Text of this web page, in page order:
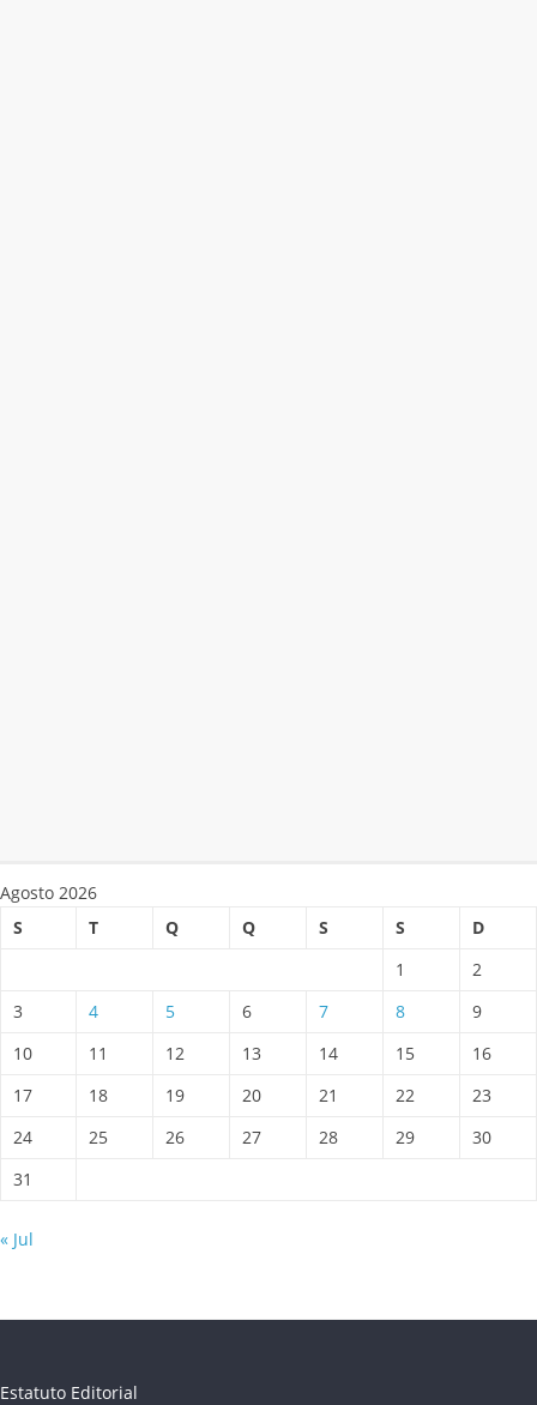
Agosto 2026
S
T Q Q S S
D
1
2
3
4 5 6 7 8
9
10
11 12 13 14 15
16
17
18 19 20 21 22
23
24
25 26 27 28 29
30
31
« Jul
Estatuto Editorial